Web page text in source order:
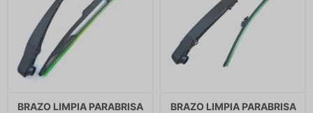
BRAZO LIMPIA PARABRISA
BRAZO LIMPIA PARABRISA